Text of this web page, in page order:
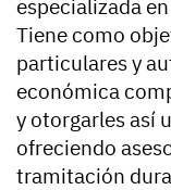
especializada
Tiene como
particulares y
económica
y otorgarles así
ofreciendo
tramitación